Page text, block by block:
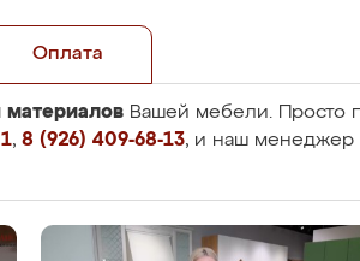
Оплата
материалов Вашей мебели. Просто
, 8 (926) 409-68-13, и наш менеджер